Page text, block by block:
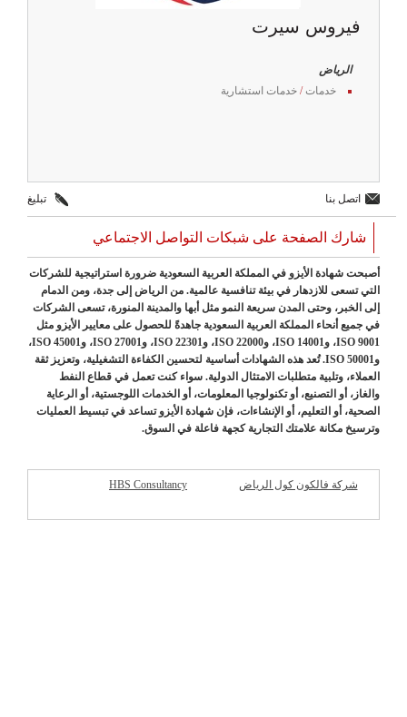
فيروس سيرت
الرياض
خدمات/ خدمات استشارية
اتصل بنا تبليغ
شارك الصفحة على شبكات التواصل الاجتماعي
أصبحت شهادة الأيزو في المملكة العربية السعودية ضرورة استراتيجية للشركات
التي تسعى للازدهار في بيئة تنافسية عالمية. من الرياض إلى جدة، ومن الدمام
إلى الخبر، وحتى المدن سريعة النمو مثل أبها والمدينة المنورة، تسعى الشركات
في جميع أنحاء المملكة العربية السعودية جاهدةً للحصول على معايير الأيزو مثل
ISO 9001، وISO 14001، وISO 22000، وISO 22301، وISO 27001، وISO 45001،
وISO 50001. تُعد هذه الشهادات أساسية لتحسين الكفاءة التشغيلية، وتعزيز ثقة
العملاء، وتلبية متطلبات الامتثال الدولية. سواء كنت تعمل في قطاع النفط
والغاز، أو التصنيع، أو تكنولوجيا المعلومات، أو الخدمات اللوجستية، أو الرعاية
الصحية، أو التعليم، أو الإنشاءات، فإن شهادة الأيزو تساعد في تبسيط العمليات
وترسيخ مكانة علامتك التجارية كجهة فاعلة في السوق.
شركة فالكون كول الرياض HBS Consultancy